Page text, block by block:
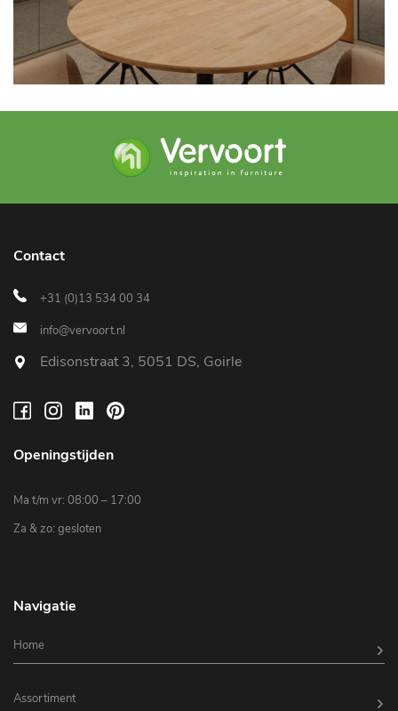
Contact
+31 (0)13 534 00 34
info@vervoort.nl
Edisonstraat 3, 5051 DS, Goirle
Openingstijden
Ma t/m vr: 08:00 – 17:00
Za & zo: gesloten
Navigatie
Home
Assortiment